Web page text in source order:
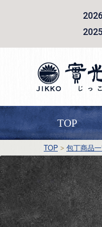
TOP
TOP 包丁商品